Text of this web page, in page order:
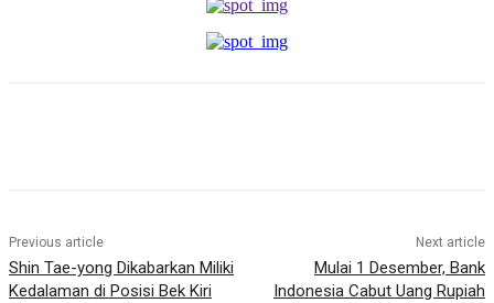
Previous article
Shin Tae-yong Dikabarkan Miliki
Kedalaman di Posisi Bek Kiri
Next article
Mulai 1 Desember, Bank
Indonesia Cabut Uang Rupiah